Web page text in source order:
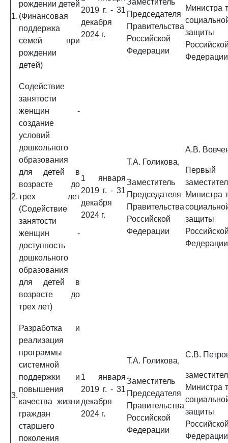
1.
рождении детей
(Финансовая
поддержка
семей при
рождении
детей)
2019 г. - 31
декабря
2024 г.
Заместитель
Председателя
Правительства
Российской
Федерации
Министра
защиты
Федерации
2.
Содействие
занятости
женщин -
создание
условий
дошкольного
образования
для детей в
возрасте до
трех лет
(Содействие
занятости
женщин -
доступность
дошкольного
образования
для детей в
возрасте до
трех лет)
1 января
2019 г. - 31
декабря
2024 г.
Т.А. Голикова,
Заместитель
Председателя
Правительства
Российской
Федерации
А.В.
Первый
Министра
защиты
Федерации
3.
Разработка и
реализация
программы
системной
поддержки и
повышения
качества жизни
граждан
старшего
поколения
1 января
2019 г. - 31
декабря
2024 г.
Т.А. Голикова,
Заместитель
Председателя
Правительства
Российской
Федерации
С.В.
Министра
защиты
Федерации